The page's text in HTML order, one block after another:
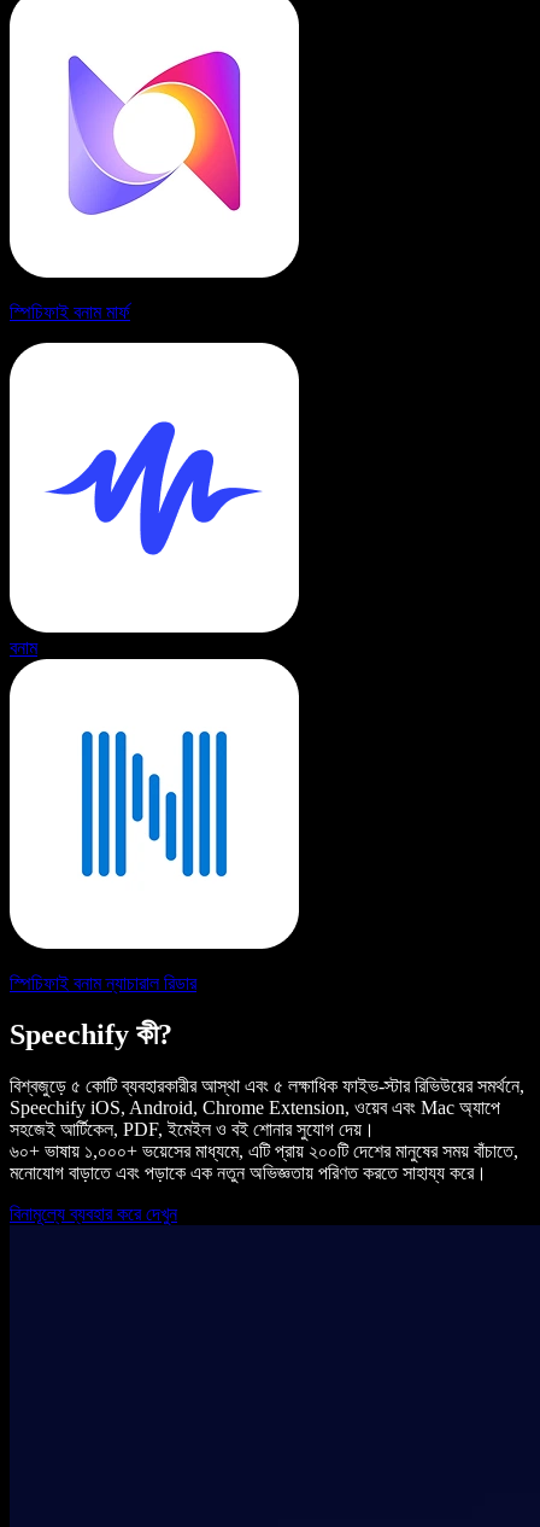
স্পিচিফাই বনাম মার্ফ
বনাম
স্পিচিফাই বনাম ন্যাচারাল রিডার
Speechify কী?
বিশ্বজুড়ে ৫ কোটি ব্যবহারকারীর আস্থা এবং ৫ লক্ষাধিক ফাইভ-স্টার রিভিউয়ের সমর্থনে,
Speechify iOS, Android, Chrome Extension, ওয়েব এবং Mac অ্যাপে
সহজেই আর্টিকেল, PDF, ইমেইল ও বই শোনার সুযোগ দেয়।
৬০+ ভাষায় ১,০০০+ ভয়েসের মাধ্যমে, এটি প্রায় ২০০টি দেশের মানুষের সময় বাঁচাতে,
মনোযোগ বাড়াতে এবং পড়াকে এক নতুন অভিজ্ঞতায় পরিণত করতে সাহায্য করে।
বিনামূল্যে ব্যবহার করে দেখুন